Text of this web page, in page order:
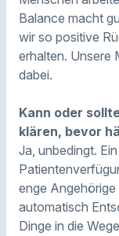
Balance macht
wir so positive
erhalten. Unsere
dabei.
Kann oder
klären, bevor
Ja, unbedingt.
enge Angehörige
automatisch
Dinge in die